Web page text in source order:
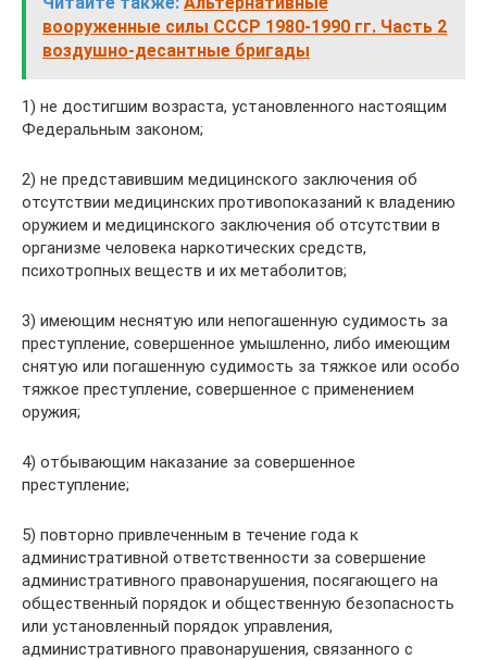
вооруженные силы СССР 1980-1990 гг. Часть 2
воздушно-десантные бригады
1) не достигшим возраста, установленного настоящим
Федеральным законом;
2) не представившим медицинского заключения об
отсутствии медицинских противопоказаний к владению
оружием и медицинского заключения об отсутствии в
организме человека наркотических средств,
психотропных веществ и их метаболитов;
3) имеющим неснятую или непогашенную судимость за
преступление, совершенное умышленно, либо имеющим
снятую или погашенную судимость за тяжкое или особо
тяжкое преступление, совершенное с применением
оружия;
4) отбывающим наказание за совершенное
преступление;
5) повторно привлеченным в течение года к
административной ответственности за совершение
административного правонарушения, посягающего на
общественный порядок и общественную безопасность
или установленный порядок управления,
административного правонарушения, связанного с